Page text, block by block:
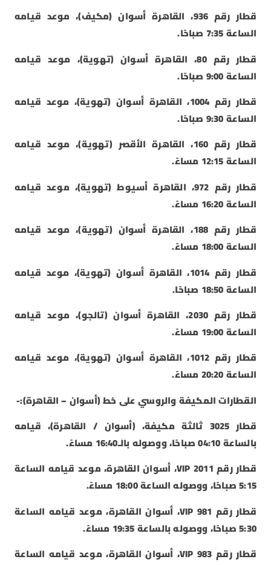
قطار رقم 936، القاهرة أسوان (مكيف)، موعد قيامه
الساعة 7:35 صباحًا.
قطار رقم 80، القاهرة أسوان (تهوية)، موعد قيامه
الساعة 9:00 صباحًا.
قطار رقم 1004، القاهرة أسوان (تهوية)، موعد قيامه
الساعة 9:30 صباحًا.
قطار رقم 160، القاهرة الأقصر (تهوية)، موعد قيامه
الساعة 12:15 مساءً.
قطار رقم 972، القاهرة أسيوط (تهوية)، موعد قيامه
الساعة 16:20 مساءً.
قطار رقم 188، القاهرة أسوان (تهوية)، موعد قيامه
الساعة 18:00 مساءً.
قطار رقم 1014، القاهرة أسوان (تهوية)، موعد قيامه
الساعة 18:50 صباحًا.
قطار رقم 2030، القاهرة أسوان (تالجو)، موعد قيامه
الساعة 19:00 مساءً.
قطار رقم 1012، القاهرة أسوان (تهوية)، موعد قيامه
الساعة 20:20 مساءً.
القطارات المكيفة والروسي على خط (أسوان – القاهرة):-
قطار 3025 ثالثة مكيفة، (أسوان / القاهرة)، قيامه
بالساعة 04:10 صباحًا، ووصوله بالـ16:40 مساءً.
قطار رقم 2011 VIP، أسوان القاهرة، موعد قيامه الساعة
5:15 صباحًا، ووصوله الساعة 18:00 مساءً.
قطار رقم 981 VIP، أسوان القاهرة، موعد قيامه الساعة
5:30 صباحًا، ووصوله بالساعة 19:35 مساءً.
قطار رقم 983 VIP، أسوان القاهرة، موعد قيامه الساعة